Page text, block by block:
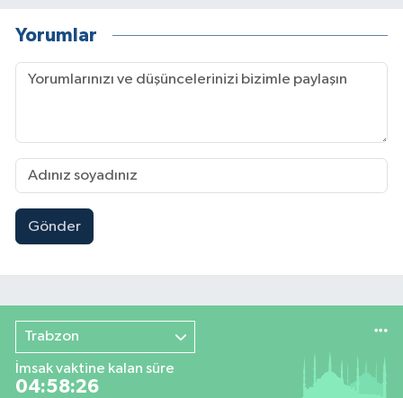
Yorumlar
Gönder
Trabzon
İmsak vaktine kalan süre
04:58:25